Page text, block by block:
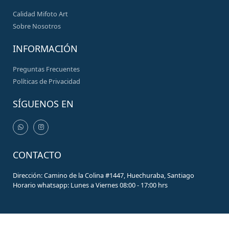
Calidad Mifoto Art
Sobre Nosotros
INFORMACIÓN
Preguntas Frecuentes
Políticas de Privacidad
SÍGUENOS EN
CONTACTO
Dirección: Camino de la Colina #1447, Huechuraba, Santiago
Horario whatsapp: Lunes a Viernes 08:00 - 17:00 hrs